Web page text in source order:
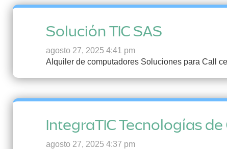
Solución TIC SAS
agosto 27, 2025 4:41 pm
Alquiler de computadores Soluciones para Call
IntegraTIC Tecnologías
agosto 27, 2025 4:37 pm